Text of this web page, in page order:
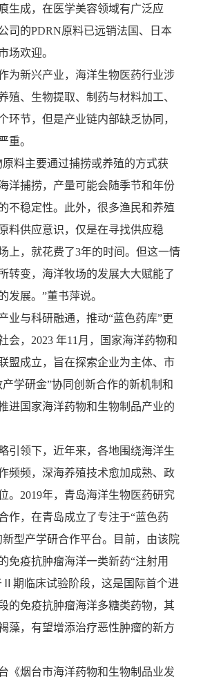
生成，在医学美容领域有广泛应
司的PDRN原料已远销法国、日本
场欢迎。
为新兴产业，海洋生物医药行业涉
殖、生物提取、制药与材料加工、
环节，但是产业链内部缺乏协同，
重。
原料主要通过捕捞或养殖的方式获
洋捕捞，产量可能会随季节和年份
不稳定性。此外，很多渔民和养殖
料供应意识，仅是在寻找供应稳
上，就花费了3年的时间。但这一情
转变，海洋牧场的发展大大赋能了
发展。”董书萍说。
业与科研融通，推动“蓝色药库”更
会，2023 年11月，国家海洋药物和
盟成立，旨在探索企业为主体、市
学研金”协同创新合作的新机制和
进国家海洋药物和生物制品产业的
引领下，近年来，各地围绕海洋生
频频，深海养殖技术愈加成熟、政
。2019年，青岛海洋生物医药研究
作，在青岛成立了专注于“蓝色药
新型产学研合作平台。目前，由该院
免疫抗肿瘤海洋一类新药“注射用
Ⅱ期临床试验阶段，这是国际首个进
的免疫抗肿瘤海洋多糖类药物，其
藻，有望增添治疗恶性肿瘤的新方
《烟台市海洋药物和生物制品业发